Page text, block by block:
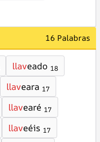
16 Palabras
llaveado 18
llaveara 17
llavearé 17
llaveéis 17